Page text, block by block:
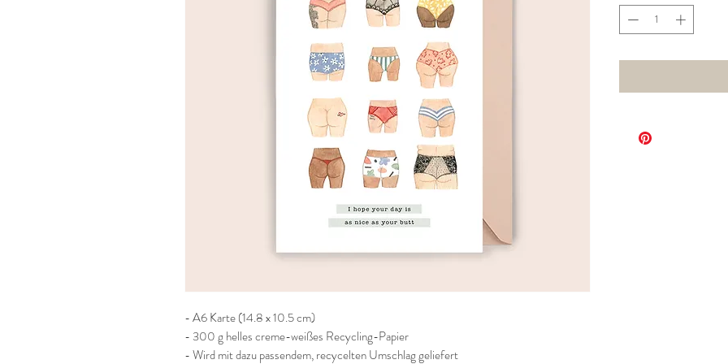
- A6 Karte (14.8 x 10.5 cm)
- 300 g helles creme-weißes Recycling-Papier
- Wird mit dazu passendem, recycelten Umschlag geliefert